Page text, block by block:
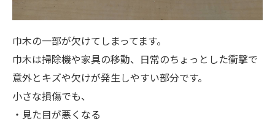
巾木の一部が欠けてしまってます。
巾木は掃除機や家具の移動、日常のちょっとした衝撃で
意外とキズや欠けが発生しやすい部分です。
小さな損傷でも、
・見た目が悪くなる